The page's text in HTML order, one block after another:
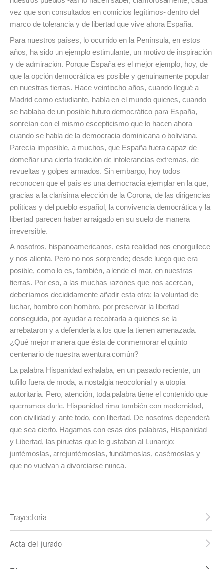
vez que son consultados en comicios legítimos- dentro del
marco de tolerancia y de libertad que vive ahora España.
Para nuestros países, lo ocurrido en la Península, en estos
años, ha sido un ejemplo estimulante, un motivo de inspiración
y de admiración. Porque España es el mejor ejemplo, hoy, de
que la opción democrática es posible y genuinamente popular
en nuestras tierras. Hace veintiocho años, cuando llegué a
Madrid como estudiante, había en el mundo quienes, cuando
se hablaba de un posible futuro democrático para España,
sonreían con el mismo escepticismo que lo hacen ahora
cuando se habla de la democracia dominicana o boliviana.
Parecía imposible, a muchos, que España fuera capaz de
domeñar una cierta tradición de intolerancias extremas, de
revueltas y golpes armados. Sin embargo, hoy todos
reconocen que el país es una democracia ejemplar en la que,
gracias a la clarísima elección de la Corona, de las dirigencias
políticas y del pueblo español, la convivencia democrática y la
libertad parecen haber arraigado en su suelo de manera
irreversible.
A nosotros, hispanoamericanos, esta realidad nos enorgullece
y nos alienta. Pero no nos sorprende; desde luego que era
posible, como lo es, también, allende el mar, en nuestras
tierras. Por eso, a las muchas razones que nos acercan,
deberíamos decididamente añadir esta otra: la voluntad de
luchar, hombro con hombro, por preservar la libertad
conseguida, por ayudar a recobrarla a quienes se la
arrebataron y a defenderla a los que la tienen amenazada.
¿Qué mejor manera que ésta de conmemorar el quinto
centenario de nuestra aventura común?
La palabra Hispanidad exhalaba, en un pasado reciente, un
tufillo fuera de moda, a nostalgia neocolonial y a utopía
autoritaria. Pero, atención, toda palabra tiene el contenido que
querramos darle. Hispanidad rima también con modernidad,
con civilidad y, ante todo, con libertad. De nosotros dependerá
que sea cierto. Hagamos con esas dos palabras, Hispanidad
y Libertad, las piruetas que le gustaban al Lunarejo:
juntémoslas, arrejuntémoslas, fundámoslas, casémoslas y
que no vuelvan a divorciarse nunca.
Trayectoria
Acta del jurado